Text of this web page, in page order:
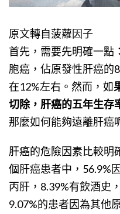
原文轉自菠蘿因子
首先，需要先明確一點
胞癌，佔原發性肝癌的
在12%左右。然而，如
切除，肝癌的五年生存
那麼如何能夠遠離肝癌
肝癌的危險因素比較明
個肝癌患者中，56.9%
丙肝，8.39%有飲酒史
9.07%的患者因為其他